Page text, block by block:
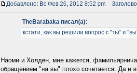
Добавлено: Вс Фев 26, 2012 8:52 pm
TheBarabaka писал(а):
кстати, как вы решили вопрос с "ты" и
Наоми и Холден, мне кажется,
обращением "на вы" плохо сочетается. Да и